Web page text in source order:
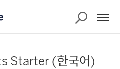
Starter (한국어)